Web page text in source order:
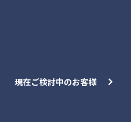
現在ご検討中のお客様